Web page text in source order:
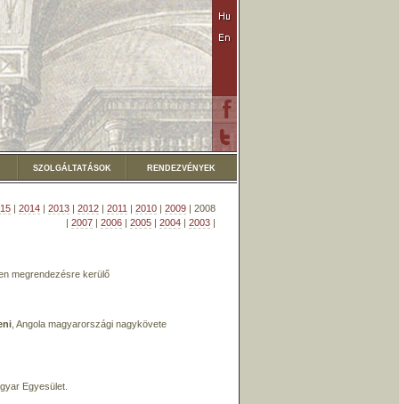
SZOLGÁLTATÁSOK RENDEZVÉNYEK
| 2014 | 2013 | 2012 | 2011 | 2010 | 2009 | 2008
| 2007 | 2006 | 2005 | 2004 | 2003 |
megrendezésre kerülő
, Angola magyarországi nagykövete
Egyesület.